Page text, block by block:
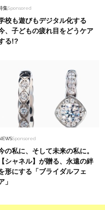
集Sponsored
校も遊びもデジタル化する
、子どもの疲れ目をどうケア
る!?
Sponsored
の私に、そして未来の私に。
【シャネル】が贈る、永遠の絆
形にする「ブライダルフェ
」